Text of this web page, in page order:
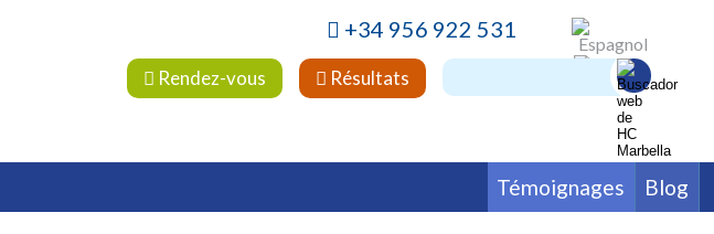
+34 956 922 531
Résultats
Rendez-vous
Blog
Témoignages